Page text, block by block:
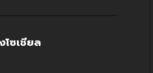
โซเชียล